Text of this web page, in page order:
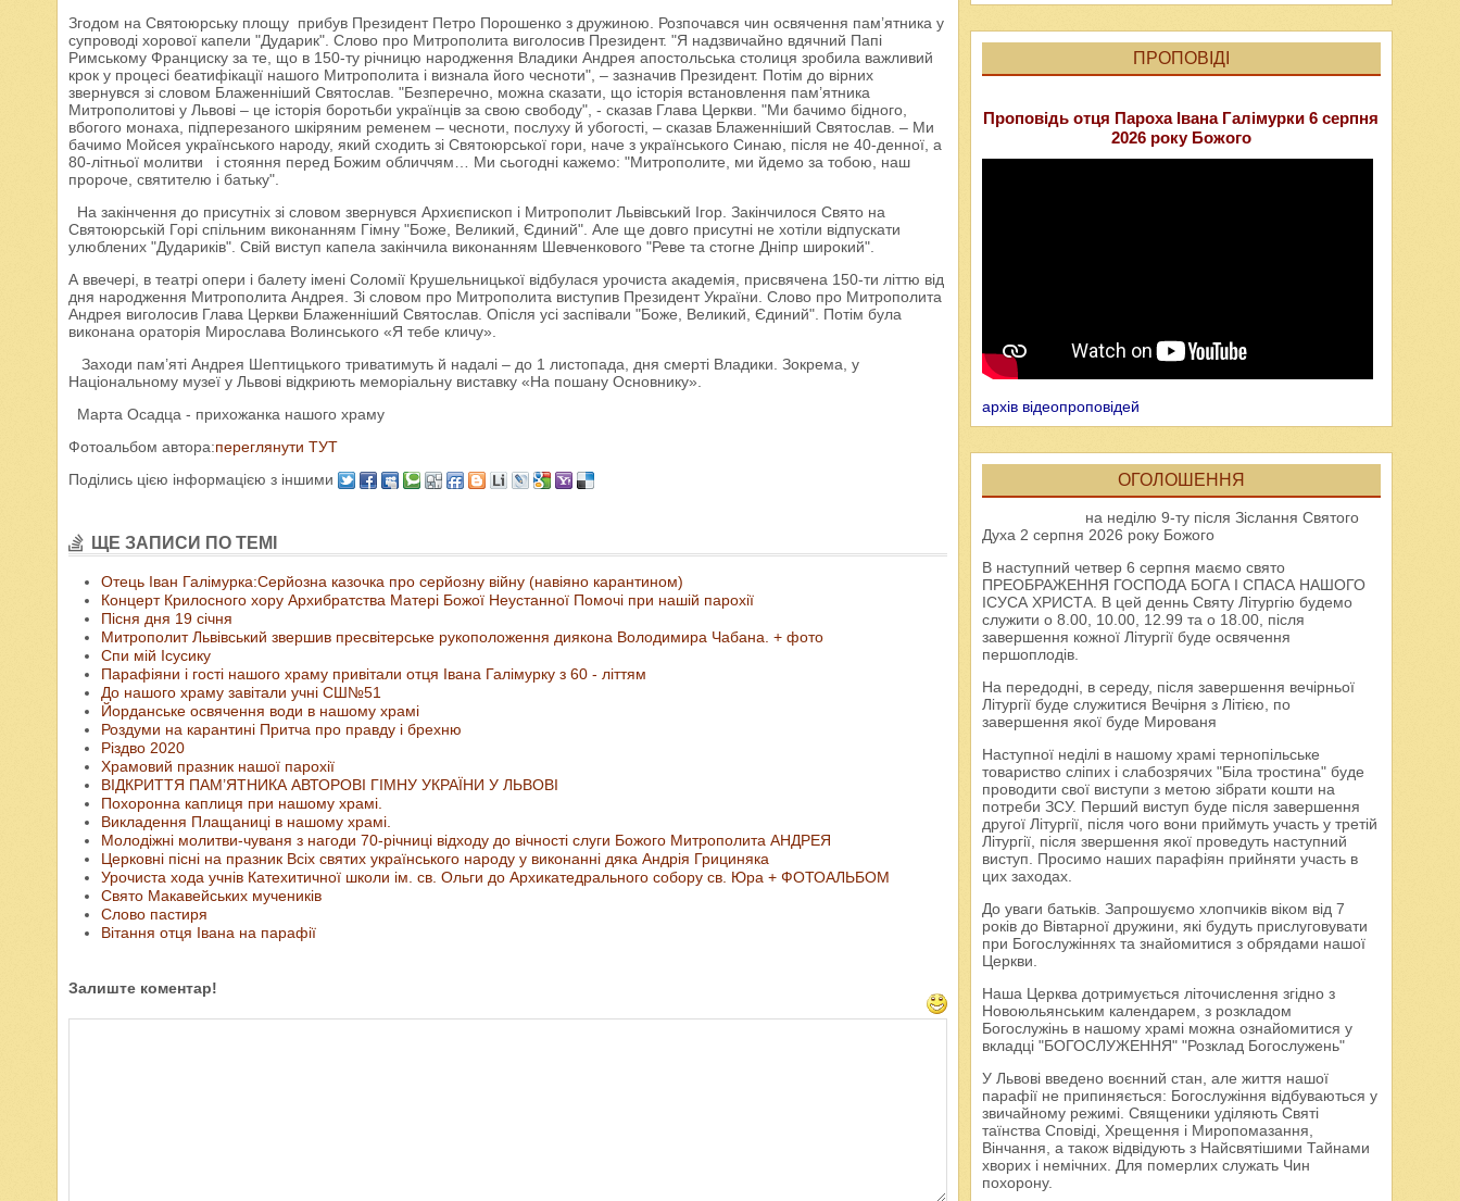
Згодом на Святоюрську площу прибув Президент Петро Порошенко з дружиною. Розпочався чин освячення пам’ятника у
супроводі хорової капели "Дударик". Слово про Митрополита виголосив Президент. "Я надзвичайно вдячний Папі
Римському Франциску за те, що в 150-ту річницю народження Владики Андрея апостольська столиця зробила важливий
крок у процесі беатифікації нашого Митрополита і визнала його чесноти", – зазначив Президент. Потім до вірних
звернувся зі словом Блаженніший Святослав. "Безперечно, можна сказати, що історія встановлення пам’ятника
Митрополитові у Львові – це історія боротьби українців за свою свободу", - сказав Глава Церкви. "Ми бачимо бідного,
вбогого монаха, підперезаного шкіряним ременем – чесноти, послуху й убогості, – сказав Блаженніший Святослав. – Ми
бачимо Мойсея українського народу, який сходить зі Святоюрської гори, наче з українського Синаю, після не 40-денної, а
80-літньої молитви і стояння перед Божим обличчям… Ми сьогодні кажемо: "Митрополите, ми йдемо за тобою, наш
пророче, святителю і батьку".
На закінчення до присутніх зі словом звернувся Архиєпископ і Митрополит Львівський Ігор. Закінчилося Свято на
Святоюрській Горі спільним виконанням Гімну "Боже, Великий, Єдиний". Але ще довго присутні не хотіли відпускати
улюблених "Дудариків". Свій виступ капела закінчила виконанням Шевченкового "Реве та стогне Дніпр широкий".
А ввечері, в театрі опери і балету імені Соломії Крушельницької відбулася урочиста академія, присвячена 150-ти літтю від
дня народження Митрополита Андрея. Зі словом про Митрополита виступив Президент України. Слово про Митрополита
Андрея виголосив Глава Церкви Блаженніший Святослав. Опісля усі заспівали "Боже, Великий, Єдиний". Потім була
виконана ораторія Мирослава Волинського «Я тебе кличу».
Заходи пам’яті Андрея Шептицького триватимуть й надалі – до 1 листопада, дня смерті Владики. Зокрема, у
Національному музеї у Львові відкриють меморіальну виставку «На пошану Основнику».
Марта Осадца - прихожанка нашого храму
Фотоальбом автора:переглянути ТУТ
Поділись цією інформацією з іншими
ЩЕ ЗАПИСИ ПО ТЕМІ
Отець Іван Галімурка:Серйозна казочка про серйозну війну (навіяно карантином)
Концерт Крилосного хору Архибратства Матері Божої Неустанної Помочі при нашій парохії
Пісня дня 19 січня
Митрополит Львівський звершив пресвітерське рукоположення диякона Володимира Чабана. + фото
Спи мій Ісусику
Парафіяни і гості нашого храму привітали отця Івана Галімурку з 60 - літтям
До нашого храму завітали учні СШ№51
Йорданське освячення води в нашому храмі
Роздуми на карантині Притча про правду і брехню
Різдво 2020
Храмовий празник нашої парохії
ВІДКРИТТЯ ПАМ’ЯТНИКА АВТОРОВІ ГІМНУ УКРАЇНИ У ЛЬВОВІ
Похоронна каплиця при нашому храмі.
Викладення Плащаниці в нашому храмі.
Молодіжні молитви-чуваня з нагоди 70-річниці відходу до вічності слуги Божого Митрополита АНДРЕЯ
Церковні пісні на празник Всіх святих українського народу у виконанні дяка Андрія Грициняка
Урочиста хода учнів Катехитичної школи ім. св. Ольги до Архикатедрального собору св. Юра + ФОТОАЛЬБОМ
Свято Макавейських мучеників
Слово пастиря
Вітання отця Івана на парафії
Залиште коментар!
ПРОПОВІДІ
Проповідь отця Пароха Івана Галімурки 6 серпня
2026 року Божого
архів відеопроповідей
ОГОЛОШЕННЯ
на неділю 9-ту після Зіслання Святого
Духа 2 серпня 2026 року Божого
В наступний четвер 6 серпня маємо свято
ПРЕОБРАЖЕННЯ ГОСПОДА БОГА І СПАСА НАШОГО
ІСУСА ХРИСТА. В цей деннь Святу Літургію будемо
служити о 8.00, 10.00, 12.99 та о 18.00, після
завершення кожної Літургії буде освячення
першоплодів.
На передодні, в середу, після завершення вечірньої
Літургії буде служитися Вечірня з Літією, по
завершення якої буде Мированя
Наступної неділі в нашому храмі тернопільське
товариство сліпих і слабозрячих "Біла тростина" буде
проводити свої виступи з метою зібрати кошти на
потреби ЗСУ. Перший виступ буде після завершення
другої Літургії, після чого вони приймуть участь у третій
Літургії, після звершення якої проведуть наступний
виступ. Просимо наших парафіян прийняти участь в
цих заходах.
До уваги батьків. Запрошуємо хлопчиків віком від 7
років до Вівтарної дружини, які будуть прислуговувати
при Богослужіннях та знайомитися з обрядами нашої
Церкви.
Наша Церква дотримується літочислення згідно з
Новоюльянським календарем, з розкладом
Богослужінь в нашому храмі можна ознайомитися у
вкладці "БОГОСЛУЖЕННЯ" "Розклад Богослужень"
У Львові введено воєнний стан, але життя нашої
парафії не припиняється: Богослужіння відбуваються у
звичайному режимі. Священики уділяють Святі
таїнства Сповіді, Хрещення і Миропомазання,
Вінчання, а також відвідують з Найсвятішими Тайнами
хворих і немічних. Для померлих служать Чин
похорону.